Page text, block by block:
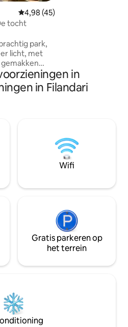
Gemiddelde beoordeling van
4,98 (45)
tocht
park,
licht, met
kamers,
zee,
uitzicht op
voorkant,
luchthaven
om uw vakantie
magische
in
in Filandari
Wifi
Gratis parkeren op
het terrein